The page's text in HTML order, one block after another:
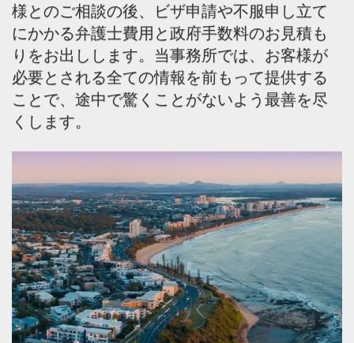
様とのご相談の後、ビザ申請や不服申し立て
にかかる弁護士費用と政府手数料のお見積も
りをお出しします。当事務所では、お客様が
必要とされる全ての情報を前もって提供する
ことで、途中で驚くことがないよう最善を尽
くします。